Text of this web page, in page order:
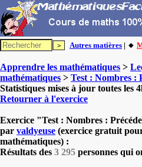
Autres matières | 🔸
Apprendre les mathématiques >
mathématiques > Test : Nombres :
Statistiques mises à jour toutes les
Retourner à l'exercice
Exercice "Test : Nombres :
par valdyeuse (exercice gratuit
mathématiques) :
Résultats des 3 295 personnes qui